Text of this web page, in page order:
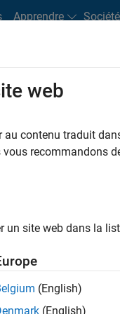
Apprendre Société
adoption of lidar
and monitoring.
web
au contenu traduit
vous recommandons
un site web dans la
(English)
(English)